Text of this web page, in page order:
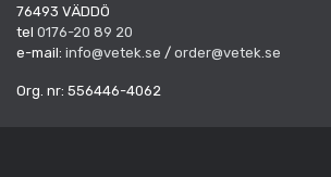
76493 VÄDDÖ
tel 0176-20 89 20
e-mail: info@vetek.se / order@vetek.se
Org. nr: 556446-4062